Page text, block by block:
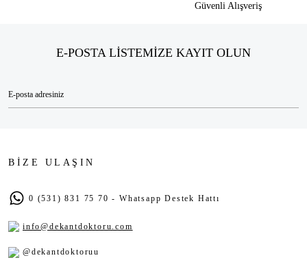
Güvenli Alışveriş
E-POSTA LİSTEMİZE KAYIT OLUN
BİZE ULAŞIN
0 (531) 831 75 70 - Whatsapp Destek Hattı
info@dekantdoktoru.com
@dekantdoktoruu